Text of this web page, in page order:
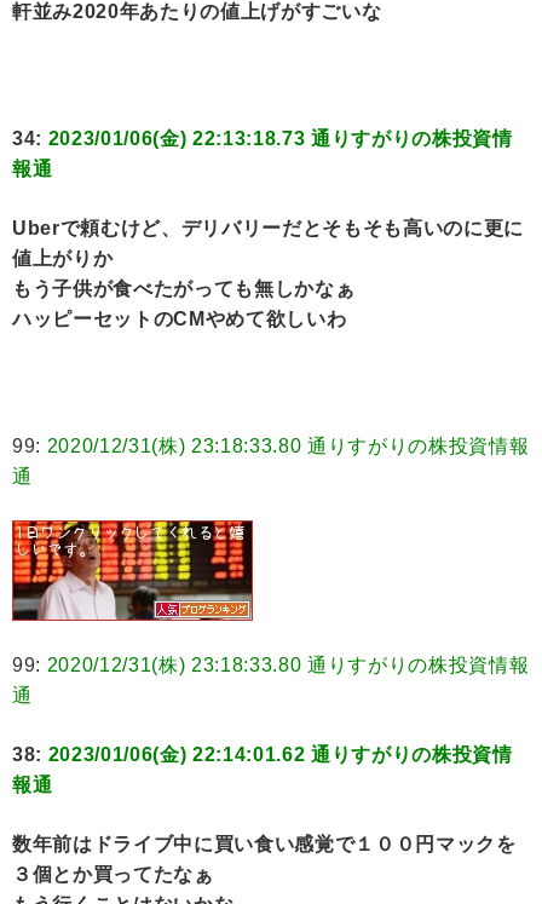
軒並み2020年あたりの値上げがすごいな
34: 2023/01/06(金) 22:13:18.73 通りすがりの株投資情
報通
Uberで頼むけど、デリバリーだとそもそも高いのに更に
値上がりか
もう子供が食べたがっても無しかなぁ
ハッピーセットのCMやめて欲しいわ
99: 2020/12/31(株) 23:18:33.80 通りすがりの株投資情報
通
99: 2020/12/31(株) 23:18:33.80 通りすがりの株投資情報
通
38: 2023/01/06(金) 22:14:01.62 通りすがりの株投資情
報通
数年前はドライブ中に買い食い感覚で１００円マックを
３個とか買ってたなぁ